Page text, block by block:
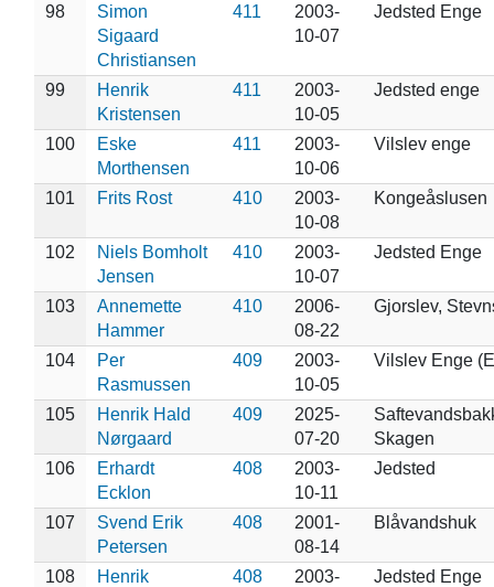
98
Simon
Sigaard
Christiansen
411
2003-
10-07
Jedsted Enge
99
Henrik
Kristensen
411
2003-
10-05
Jedsted enge
100
Eske
Morthensen
411
2003-
10-06
Vilslev enge
101 Frits Rost 410
2003-
10-08
Kongeåslusen
102
Niels Bomholt
Jensen
410
2003-
10-07
Jedsted Enge
103
Annemette
Hammer
410
2006-
08-22
Gjorslev,
104
Per
Rasmussen
409
2003-
10-05
Vilslev Enge
105
Henrik Hald
Nørgaard
409
2025-
07-20
Skagen
106
Erhardt
Ecklon
408
2003-
10-11
Jedsted
107
Svend Erik
Petersen
408
2001-
08-14
Blåvandshuk
108
Henrik
408
2003-
Jedsted Enge